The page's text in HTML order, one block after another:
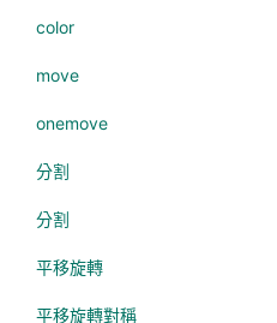
color
move
onemove
分割
分割
平移旋轉
平移旋轉對稱